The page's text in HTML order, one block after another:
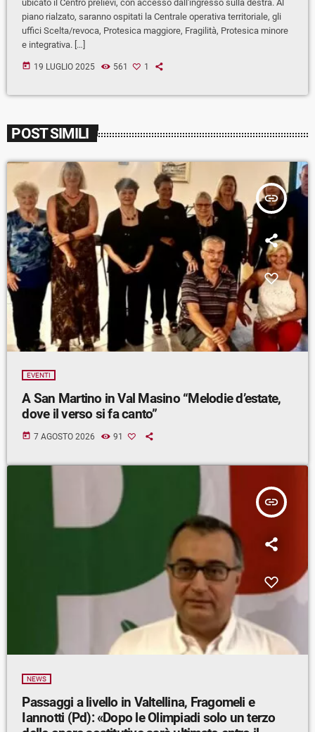
ubicato il Centro prelievi, con accesso dall'ingresso sulla destra. Al
piano rialzato, saranno ospitati la Centrale operativa territoriale, gli
uffici Scelta/revoca, Protesica maggiore, Fragilità, Protesica minore
e integrativa. […]
today 19 LUGLIO 2025 561 1
POST SIMILI
insert_link
EVENTI
A San Martino in Val Masino “Melodie d’estate,
dove il verso si fa canto”
today 7 AGOSTO 2026 91
insert_link
NEWS
Passaggi a livello in Valtellina, Fragomeli e
Iannotti (Pd): «Dopo le Olimpiadi solo un terzo